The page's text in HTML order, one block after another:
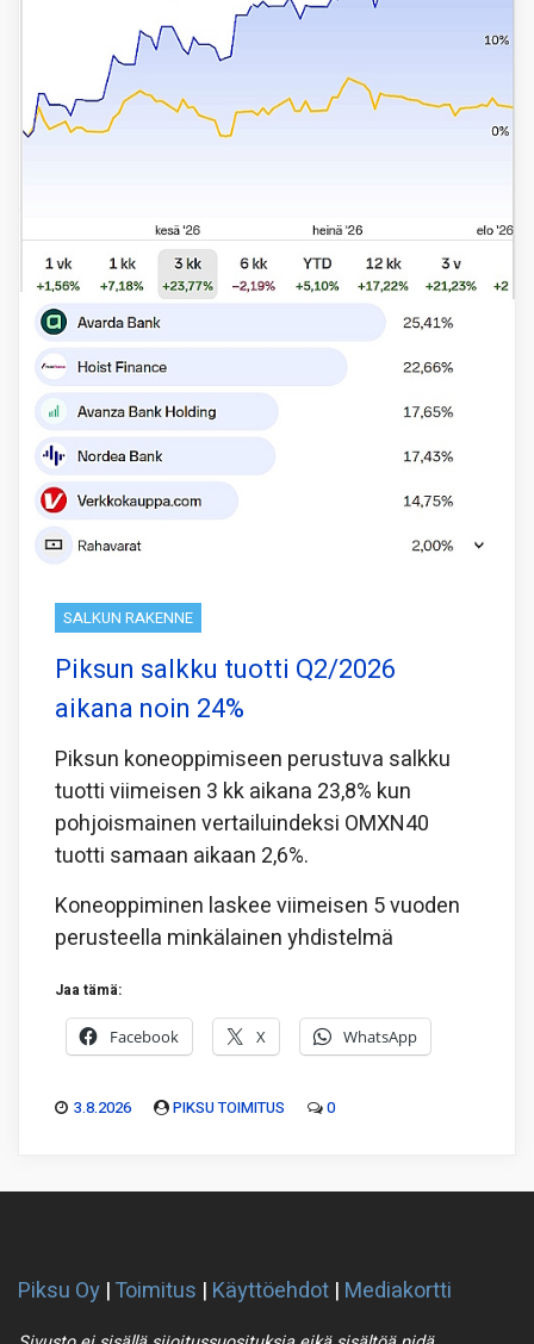
SALKUN RAKENNE
Piksun salkku tuotti Q2/2026
aikana noin 24%
Piksun koneoppimiseen perustuva salkku
tuotti viimeisen 3 kk aikana 23,8% kun
pohjoismainen vertailuindeksi OMXN40
tuotti samaan aikaan 2,6%.
Koneoppiminen laskee viimeisen 5 vuoden
perusteella minkälainen yhdistelmä
Jaa tämä:
Facebook X WhatsApp
3.8.2026 PIKSU TOIMITUS 0
Piksu Oy |Toimitus | Käyttöehdot | Mediakortti